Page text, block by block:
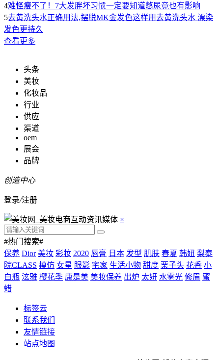
4难怪瘦不了！7大发胖坏习惯一定要知道憋尿竟也有影响
5去黄洗头水正确用法,摆脱MK金发色这样用去黄洗头水 漂染
发色更持久
查看更多
头条
美妆
化妆品
行业
供应
渠道
oem
展会
品牌
创造中心
登录/注册
×
#热门搜索#
保养 Dior 美妆 彩妆 2020 唇膏 日本 发型 肌肤 春夏 韩妞 梨泰
院CLASS 模仿 女星 眼影 宅家 生活小物 甜度 栗子头 花香 小
白瓶 泫雅 樱花季 康是美 美妆保养 出炉 太妍 水雾光 修眉 蜜
蜡
标签云
联系我们
友情链接
站点地图